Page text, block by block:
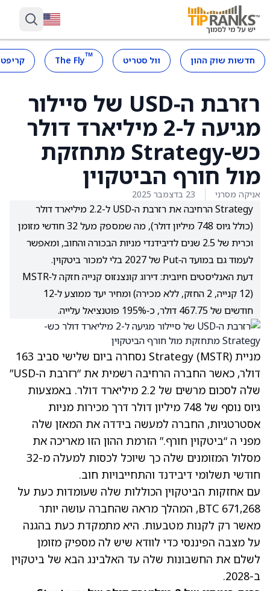
חדשות שוק ההון וול סטריט ™
The Fly
רזרבת ה‑USD של סיילור
מגיעה ל-2 מיליארד דולר
כש-Strategy מתחזקת
מול חורף הביטקוין
אניקה מסרני 23 בדצמבר 2025
Strategy הרחיבה את רזרבת ה‑USD ל-2.2 מיליארד דולר
(כולל גיוס 748 מיליון דולר), מה שמספק מעל 32 חודשי מזומן
וכרית של 2.5 שנים לדיבידנדי מניות הבכורה והחוב, ומאפשר
לעמוד גם במועד ה‑Put של 2027 בלי למכור ביטקוין.
דעת האנליסטים חיובית: דירוג קונצנזוס קנייה חזקה ל‑MSTR
(12 קנייה, 2 החזק, ללא מכירה) ומחיר יעד ממוצע ל‑12
חודשים של 467.75 דולר, כ‑195% פוטנציאל עלייה.
מניית Strategy (MSTR)
נסחרה ביום שלישי סביב 163
דולר, כאשר החברה הרחיבה רשמית את “רזרבת ה‑USD”
שלה לסכום מרשים של 2.2 מיליארד דולר. באמצעות
גיוס נוסף של 748 מיליון דולר דרך מכירות מניות
אסטרטגיות, החברה למעשה בידדה את המאזן שלה
מפני ה “ביטקוין חורף.” הזרמת ההון הזו מאריכה את
מסלול המזומנים שלה כך שיוכל לכסות למעלה מ-32
חודשי תשלומי דיבידנד והתחייבויות חוב.
עם אחזקות הביטקוין הכוללות שלה שעומדות כעת על
671,268 BTC, המהלך מראה שהחברה עושה יותר
מאשר רק לקנות מטבעות. היא מתמקדת כעת בהגנה
על מצבה הפיננסי כדי לוודא שיש לה מספיק מזומן
לשלם את החשבונות שלה עד האלבינג הבא של ביטקוין
ב-2028.